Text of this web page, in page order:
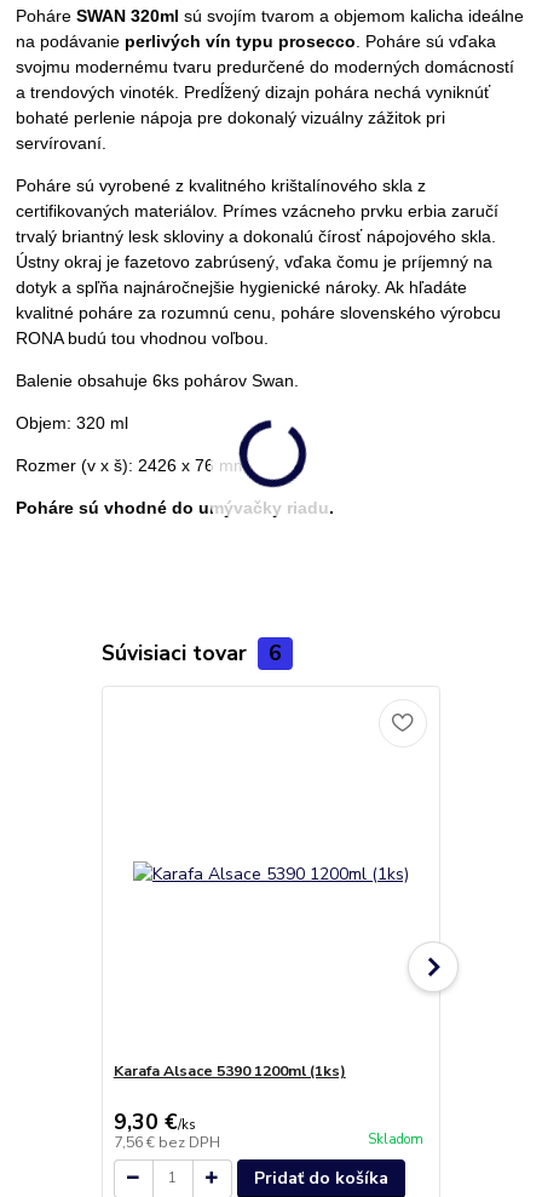
PoháreSWAN 320ml sú svojím tvarom a objemom kalicha ideálne
na podávanie perlivých vín typu prosecco. Poháre sú vďaka
svojmu modernému tvaru predurčené do moderných domácností
a trendových vinoték. Predĺžený dizajn pohára nechá vyniknúť
bohaté perlenie nápoja pre dokonalý vizuálny zážitok pri
servírovaní.
Poháre sú vyrobené z kvalitného krištalínového skla z
certifikovaných materiálov. Prímes vzácneho prvku erbia zaručí
trvalý briantný lesk skloviny a dokonalú čírosť nápojového skla.
Ústny okraj je fazetovo zabrúsený, vďaka čomu je príjemný na
dotyk a spľňa najnáročnejšie hygienické nároky. Ak hľadáte
kvalitné poháre za rozumnú cenu, poháre slovenského výrobcu
RONA budú tou vhodnou voľbou.
Balenie obsahuje 6ks pohárov Swan.
Objem: 320 ml
Rozmer (v x š): 2426 x 76 mm
Poháre sú vhodné do umývačky riadu.
Súvisiaci tovar 6
Karafa Alsace 5390 1200ml (1ks)
9,30 €/ks
7,56 € bez DPH Skladom
Pridať do košíka